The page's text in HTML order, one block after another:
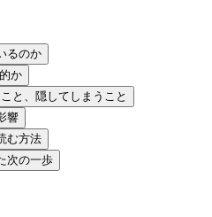
るのか
か
と、隠してしまうこと
響
む方法
次の一歩